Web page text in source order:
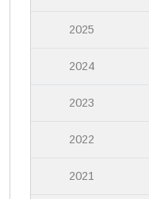
2025
2024
2023
2022
2021